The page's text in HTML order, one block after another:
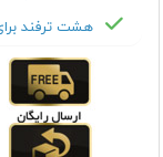
هشت ترفند